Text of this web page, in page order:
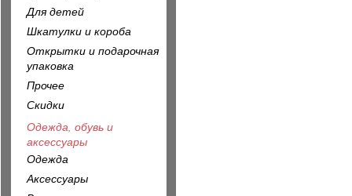
Для детей
Шкатулки и короба
Открытки и подарочная
упаковка
Прочее
Скидки
Одежда, обувь и
аксессуары
Одежда
Аксессуары